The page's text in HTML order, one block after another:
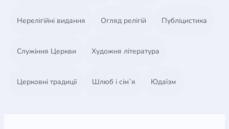
Нерелігійні видання Огляд релігій Публіцистика
Служіння Церкви Художня література
Церковні традиції Шлюб і сім`я Юдаїзм